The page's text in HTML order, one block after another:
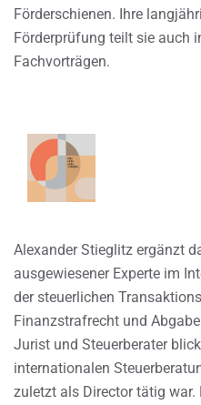
Förderschienen. Ihre
Förderprüfung teilt sie auch
Fachvorträgen.
Alexander Stieglitz ergänzt
ausgewiesener Experte im
der steuerlichen
Finanzstrafrecht und
Jurist und Steuerberater
internationalen
zuletzt als Director tätig war.